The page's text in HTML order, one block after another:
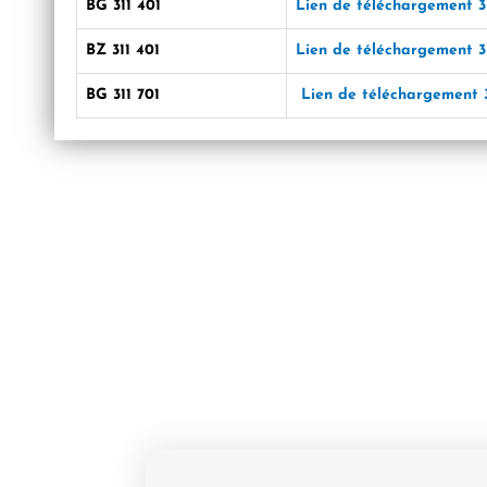
BG 311 401 Lien de téléchargement
BZ 311 401 Lien de téléchargement
BG 311 701 Lien de téléchargement